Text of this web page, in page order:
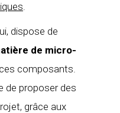
.
dispose de
de micro-
composants.
de proposer des
grâce aux